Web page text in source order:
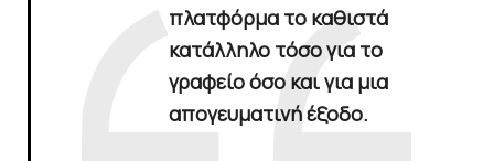
πλατφόρμα το καθιστά
κατάλληλο τόσο για το
γραφείο όσο και για μια
απογευματινή έξοδο.